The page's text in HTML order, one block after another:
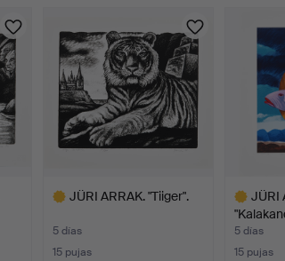
JÜRI ARRAK. "Tiiger".
5 días
15 pujas
JÜRI
5 días
15 pujas